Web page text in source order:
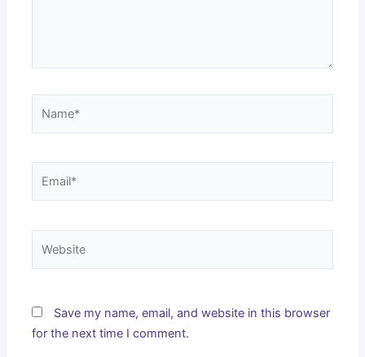
Save my name, email, and website in this browser
for the next time I comment.